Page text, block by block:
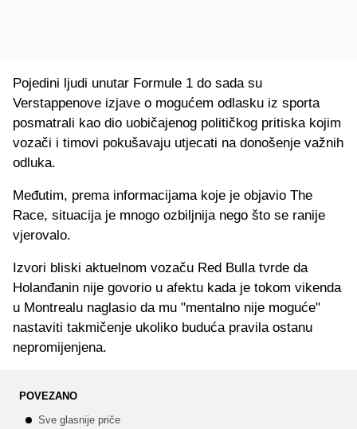
Pojedini ljudi unutar Formule 1 do sada su
Verstappenove izjave o mogućem odlasku iz sporta
posmatrali kao dio uobičajenog političkog pritiska kojim
vozači i timovi pokušavaju utjecati na donošenje važnih
odluka.
Međutim, prema informacijama koje je objavio The
Race, situacija je mnogo ozbiljnija nego što se ranije
vjerovalo.
Izvori bliski aktuelnom vozaču Red Bulla tvrde da
Holanđanin nije govorio u afektu kada je tokom vikenda
u Montrealu naglasio da mu "mentalno nije moguće"
nastaviti takmičenje ukoliko buduća pravila ostanu
nepromijenjena.
POVEZANO
Sve glasnije priče